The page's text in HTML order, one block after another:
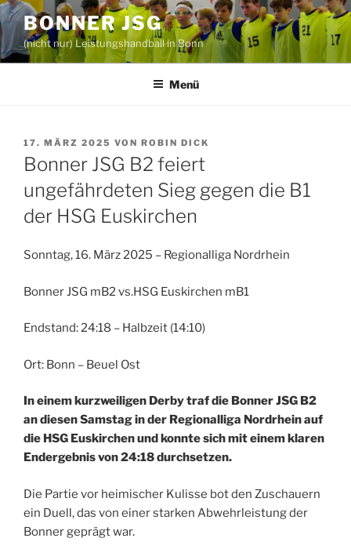
Zum
Inhalt
springen
BONNER JSG
(nicht nur) Leistungshandball in Bonn
Menü
VERÖFFENTLICHT
AM
17. MÄRZ 2025 VON ROBIN DICK
Bonner JSG B2 feiert
ungefährdeten Sieg gegen die B1
der HSG Euskirchen
Sonntag, 16. März 2025 – Regionalliga Nordrhein
Bonner JSG mB2 vs.HSG Euskirchen mB1
Endstand: 24:18 – Halbzeit (14:10)
Ort: Bonn – Beuel Ost
In einem kurzweiligen Derby traf die Bonner JSG B2
an diesen Samstag in der Regionalliga Nordrhein auf
die HSG Euskirchen und konnte sich mit einem klaren
Endergebnis von 24:18 durchsetzen.
Die Partie vor heimischer Kulisse bot den Zuschauern
ein Duell, das von einer starken Abwehrleistung der
Bonner geprägt war.